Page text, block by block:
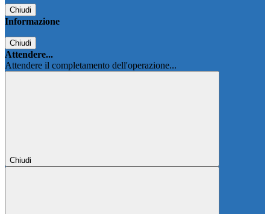
Chiudi
Informazione
Chiudi
Attendere...
Attendere il completamento dell'operazione...
Chiudi